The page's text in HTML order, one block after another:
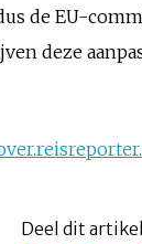
de EU-
deze
Deel dit